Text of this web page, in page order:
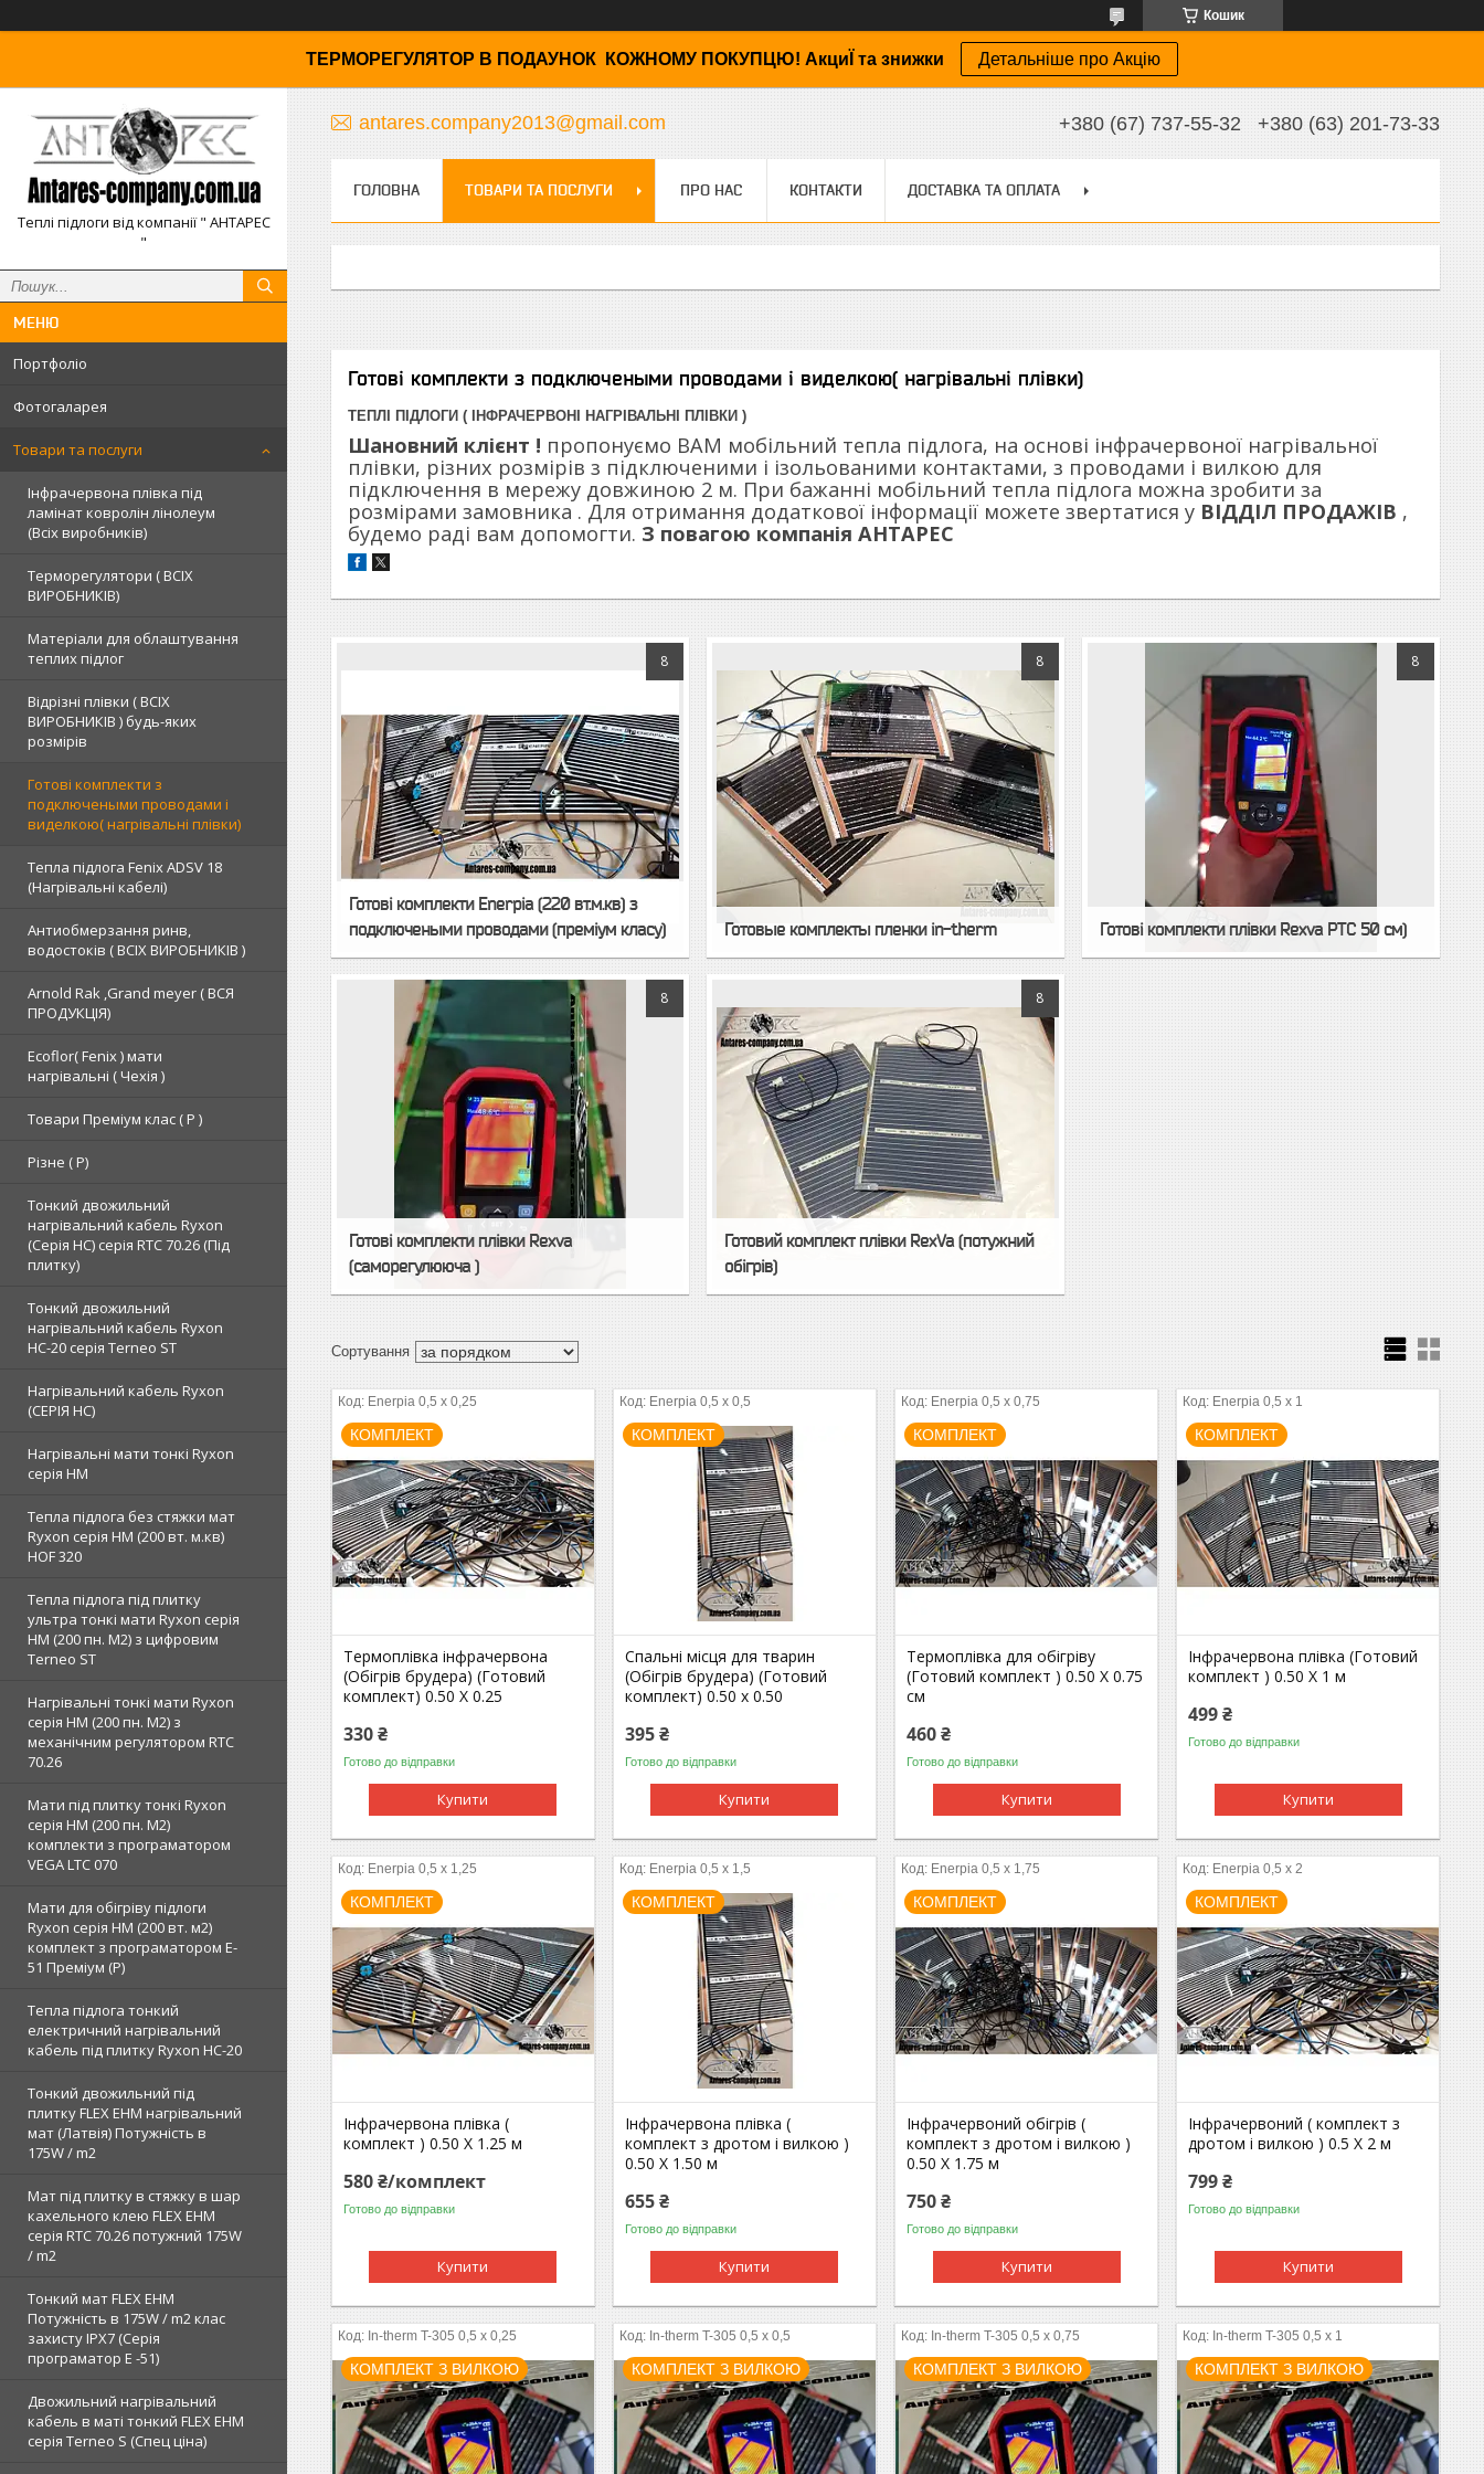
Кошик
ТЕРМОРЕГУЛЯТОР В ПОДАУНОК КОЖНОМУ ПОКУПЦЮ! АкциЇ та знижки Детальніше про Акцію
Теплі підлоги від компанії " АНТАРЕС
"
Портфоліо
Фотогаларея
Товари та послуги
Інфрачервона плівка під
ламінат ковролін лінолеум
(Всіх виробників)
Терморегулятори ( ВСІХ
ВИРОБНИКІВ)
Матеріали для облаштування
теплих підлог
Відрізні плівки ( ВСІХ
ВИРОБНИКІВ ) будь-яких
розмірів
Готові комплекти з
подключеными проводами і
виделкою( нагрівальні плівки)
Тепла підлога Fenix ADSV 18
(Нагрівальні кабелі)
Антиобмерзання ринв,
водостоків ( ВСІХ ВИРОБНИКІВ )
Arnold Rak ,Grand meyer ( ВСЯ
ПРОДУКЦІЯ)
Ecoflor( Fenix ) мати
нагрівальні ( Чехія )
Товари Преміум клас ( Р )
Різне ( Р)
Тонкий двожильний
нагрівальний кабель Ryxon
(Серія НС) серія RTC 70.26 (Під
плитку)
Тонкий двожильний
нагрівальний кабель Ryxon
HC-20 серія Terneo ST
Нагрівальний кабель Ryxon
(СЕРІЯ НС)
Нагрівальні мати тонкі Ryxon
серія НМ
Тепла підлога без стяжки мат
Ryxon серія НМ (200 вт. м.кв)
HOF 320
Тепла підлога під плитку
ультра тонкі мати Ryxon серія
НМ (200 пн. М2) з цифровим
Terneo ST
Нагрівальні тонкі мати Ryxon
серія НМ (200 пн. М2) з
механічним регулятором RTC
70.26
Мати під плитку тонкі Ryxon
серія НМ (200 пн. М2)
комплекти з програматором
VEGA LTC 070
Мати для обігріву підлоги
Ryxon серія НМ (200 вт. м2)
комплект з програматором E-
51 Преміум (Р)
Тепла підлога тонкий
електричний нагрівальний
кабель під плитку Ryxon HC-20
Тонкий двожильний під
плитку FLEX EHM нагрівальний
мат (Латвія) Потужність в
175W / m2
Мат під плитку в стяжку в шар
кахельного клею FLEX EHM
серія RTC 70.26 потужний 175W
/ m2
Тонкий мат FLEX EHM
Потужність в 175W / m2 клас
захисту IPX7 (Серія
програматор Е -51)
Двожильний нагрівальний
кабель в маті тонкий FLEX EHM
серія Terneo S (Спец ціна)
antares.company2013@gmail.com +380 (67) 737-55-32 +380 (63) 201-73-33
ГОЛОВНА ТОВАРИ ТА ПОСЛУГИ ПРО НАС КОНТАКТИ ДОСТАВКА ТА ОПЛАТА
Готові комплекти з подключеными проводами і виделкою( нагрівальні плівки)
ТЕПЛІ ПІДЛОГИ ( ІНФРАЧЕРВОНІ НАГРІВАЛЬНІ ПЛІВКИ )
Шановний клієнт ! пропонуємо ВАМ мобільний тепла підлога, на основі інфрачервоної нагрівальної
плівки, різних розмірів з підключеними і ізольованими контактами, з проводами і вилкою для
підключення в мережу довжиною 2 м. При бажанні мобільний тепла підлога можна зробити за
розмірами замовника . Для отримання додаткової інформації можете звертатися у ВІДДІЛ ПРОДАЖІВ ,
будемо раді вам допомогти. З повагою компанія АНТАРЕС
8
Готові комплекти Enerpia (220 вт.м.кв) з
подключеными проводами (преміум класу)
8
Готовые комплекты пленки in-therm
8
Готові комплекти плівки Rexva PTC 50 см)
8
Готові комплекти плівки Rexva
(саморегулююча )
8
Готовий комплект плівки RexVa (потужний
обігрів)
Enerpia 0,5 x 0,25
КОМПЛЕКТ
Термоплівка інфрачервона
(Обігрів брудера) (Готовий
комплект) 0.50 Х 0.25
330 ₴
Готово до відправки
Купити
Enerpia 0,5 x 0,5
КОМПЛЕКТ
Спальні місця для тварин
(Обігрів брудера) (Готовий
комплект) 0.50 х 0.50
395 ₴
Готово до відправки
Купити
Enerpia 0,5 x 0,75
КОМПЛЕКТ
Термоплівка для обігріву
(Готовий комплект ) 0.50 Х 0.75
см
460 ₴
Готово до відправки
Купити
Enerpia 0,5 x 1
КОМПЛЕКТ
Інфрачервона плівка (Готовий
комплект ) 0.50 Х 1 м
499 ₴
Готово до відправки
Купити
Enerpia 0,5 x 1,25
КОМПЛЕКТ
Інфрачервона плівка (
комплект ) 0.50 Х 1.25 м
580 ₴/комплект
Готово до відправки
Купити
Enerpia 0,5 x 1,5
КОМПЛЕКТ
Інфрачервона плівка (
комплект з дротом і вилкою )
0.50 Х 1.50 м
655 ₴
Готово до відправки
Купити
Enerpia 0,5 x 1,75
КОМПЛЕКТ
Інфрачервоний обігрів (
комплект з дротом і вилкою )
0.50 Х 1.75 м
750 ₴
Готово до відправки
Купити
Enerpia 0,5 x 2
КОМПЛЕКТ
Інфрачервоний ( комплект з
дротом і вилкою ) 0.5 Х 2 м
799 ₴
Готово до відправки
Купити
In-therm T-305 0,5 x 0,25
КОМПЛЕКТ З ВИЛКОЮ
In-therm T-305 0,5 x 0,5
КОМПЛЕКТ З ВИЛКОЮ
In-therm T-305 0,5 x 0,75
КОМПЛЕКТ З ВИЛКОЮ
In-therm T-305 0,5 x 1
КОМПЛЕКТ З ВИЛКОЮ